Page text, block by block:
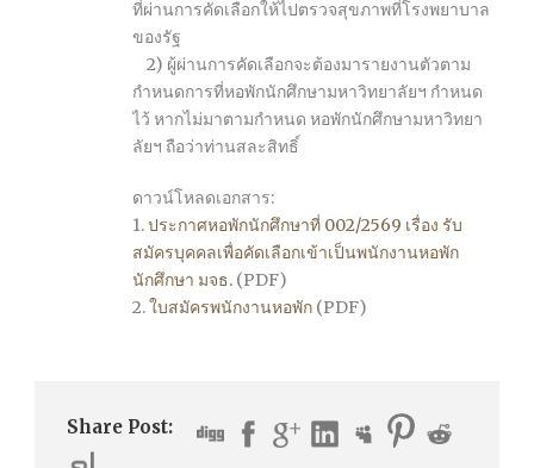
ที่ผ่านการคัดเลือกให้ไปตรวจสุขภาพที่โรงพยาบาล
ของรัฐ
2) ผู้ผ่านการคัดเลือกจะต้องมารายงานตัวตาม
กำหนดการที่หอพักนักศึกษามหาวิทยาลัยฯ กำหนด
ไว้ หากไม่มาตามกำหนด หอพักนักศึกษามหาวิทยา
ลัยฯ ถือว่าท่านสละสิทธิ์
ดาวน์โหลดเอกสาร:
1.ประกาศหอพักนักศึกษาที่ 002/2569 เรื่อง รับ
สมัครบุคคลเพื่อคัดเลือกเข้าเป็นพนักงานหอพัก
นักศึกษา มจธ. (PDF)
2.ใบสมัครพนักงานหอพัก (PDF)
Share Post: